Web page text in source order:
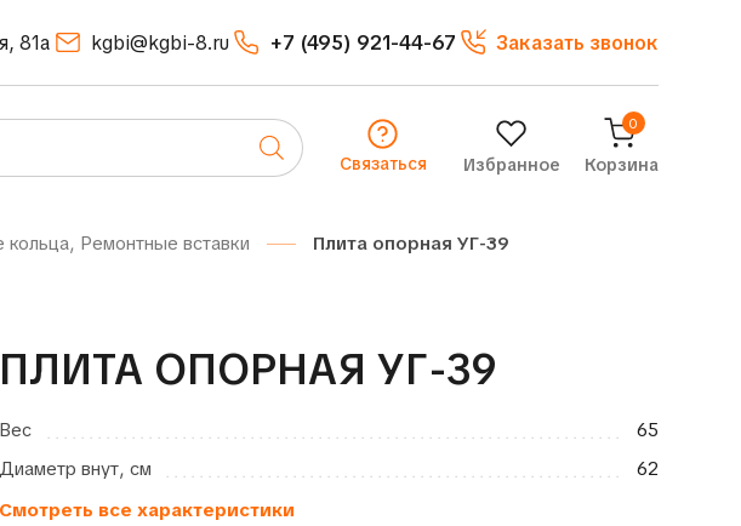
81а kgbi@kgbi-8.ru +7 (495) 921-44-67 Заказать звонок
Связаться Избранное
0
Корзина
Ремонтные вставки Плита опорная УГ-39
ПЛИТА ОПОРНАЯ УГ-39
Вес
65
Диаметр внут, см
62
Смотреть все характеристики